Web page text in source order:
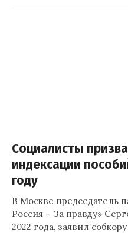
Социалисты
индексации
году
В Москве председатель
Россия – За правду»
2022 года, заявил